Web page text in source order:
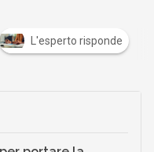
L'esperto risponde